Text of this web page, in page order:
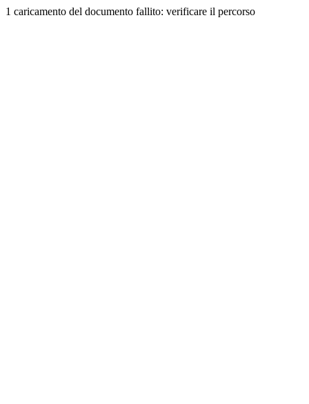
1 caricamento del documento fallito: verificare il percorso